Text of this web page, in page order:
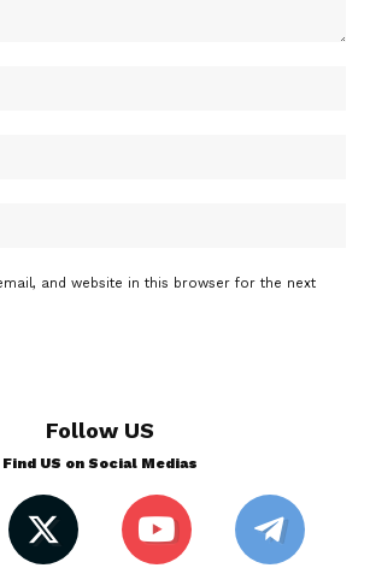
and website in this browser for the next
Follow US
Find US on Social Medias